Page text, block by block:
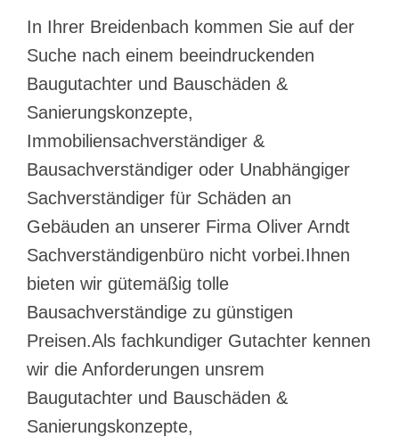
In Ihrer Breidenbach kommen Sie auf der
Suche nach einem beeindruckenden
Baugutachter und Bauschäden &
Sanierungskonzepte,
Immobiliensachverständiger &
Bausachverständiger oder Unabhängiger
Sachverständiger für Schäden an
Gebäuden an unserer Firma Oliver Arndt
Sachverständigenbüro nicht vorbei.Ihnen
bieten wir gütemäßig tolle
Bausachverständige zu günstigen
Preisen.Als fachkundiger Gutachter kennen
wir die Anforderungen unsrem
Baugutachter und Bauschäden &
Sanierungskonzepte,